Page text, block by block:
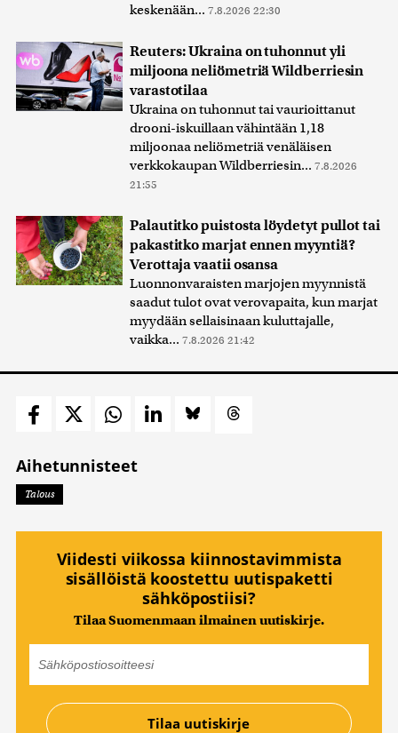
keskenään... 7.8.2026 22:30
Reuters: Ukraina on tuhonnut yli
miljoona neliömetriä Wildberriesin
varastotilaa
Ukraina on tuhonnut tai vaurioittanut
drooni-iskuillaan vähintään 1,18
miljoonaa neliömetriä venäläisen
verkkokaupan Wildberriesin... 7.8.2026
21:55
Palautitko puistosta löydetyt pullot tai
pakastitko marjat ennen myyntiä?
Verottaja vaatii osansa
Luonnonvaraisten marjojen myynnistä
saadut tulot ovat verovapaita, kun marjat
myydään sellaisinaan kuluttajalle,
vaikka... 7.8.2026 21:42
Aihetunnisteet
Talous
Viidesti viikossa kiinnostavimmista
sisällöistä koostettu uutispaketti
sähköpostiisi?
Tilaa Suomenmaan ilmainen uutiskirje.